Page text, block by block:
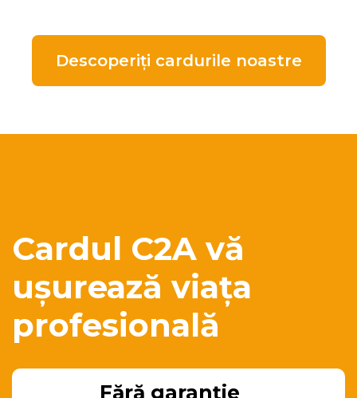
Descoperiți cardurile noastre
Cardul C2A vă
ușurează viața
profesională
Fără garanție